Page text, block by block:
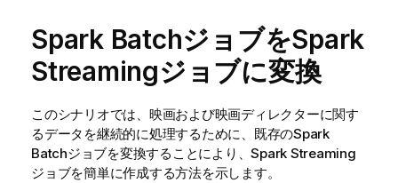
Spark BatchジョブをSpark
Streamingジョブに変換
このシナリオでは、映画および映画ディレクターに関す
るデータを継続的に処理するために、既存のSpark
Batchジョブを変換することにより、Spark Streaming
ジョブを簡単に作成する方法を示します。